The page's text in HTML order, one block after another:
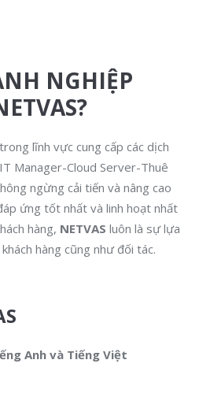
NGHIỆP
lĩnh vực cung cấp các dịch
Manager-Cloud Server-Thuê
ngừng cải tiến và nâng cao
ứng tốt nhất và linh hoạt nhất
hàng, NETVAS luôn là sự lựa
hàng cũng như đối tác.
Anh và Tiếng Việt